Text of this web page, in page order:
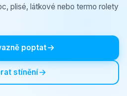
plisé, látkové nebo termo rolety
poptat
stínění